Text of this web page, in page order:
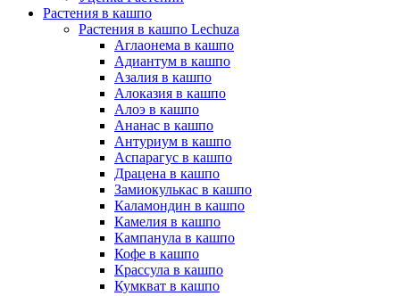
Растения в кашпо
Растения в кашпо Lechuza
Аглаонема в кашпо
Адиантум в кашпо
Азалия в кашпо
Алоказия в кашпо
Алоэ в кашпо
Ананас в кашпо
Антуриум в кашпо
Аспарагус в кашпо
Драцена в кашпо
Замиокулькас в кашпо
Каламондин в кашпо
Камелия в кашпо
Кампанула в кашпо
Кофе в кашпо
Крассула в кашпо
Кумкват в кашпо